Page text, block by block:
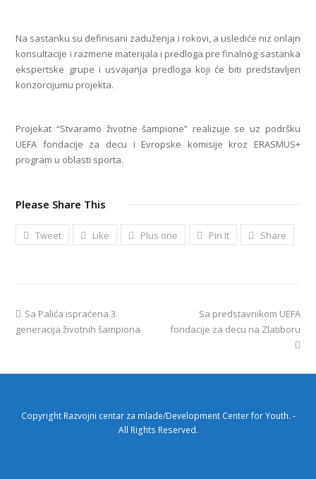
Na sastanku su definisani zaduženja i rokovi, a uslediće niz onlajn
konsultacije i razmene materijala i predloga pre finalnog sastanka
ekspertske grupe i usvajanja predloga koji će biti predstavljen
konzorcijumu projekta.
Projekat “Stvaramo životne šampione” realizuje se uz podršku
UEFA fondacije za decu i Evropske komisije kroz ERASMUS+
program u oblasti sporta.
Please Share This
Tweet Like Plus one Pin It Share
Sa Palića ispraćena 3.
generacija životnih šampiona
Sa predstavnikom UEFA
fondacije za decu na Zlatiboru
Copyright Razvojni centar za mlade/Development Center for Youth. -
All Rights Reserved.